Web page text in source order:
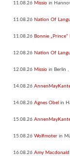
11.08.26 Missio in
11.08.26 Nation Of
11.08.26 Bonnie „Prince“
12.08.26 Nation Of
12.08.26 Missio in Berlin ,
14.08.26
14.08.26 Agnes Obel in
15.08.26
15.08.26 Wolfmoter in
16.08.26 Amy Macdonald